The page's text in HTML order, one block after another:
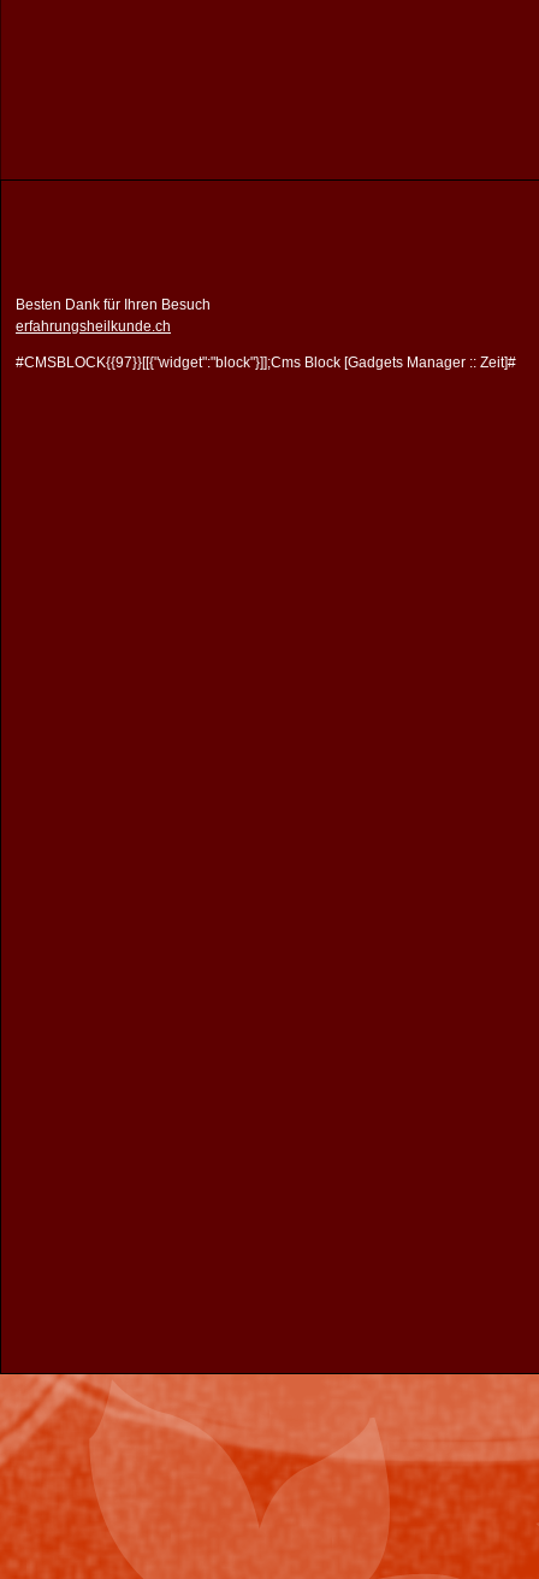
Besten Dank für Ihren Besuch
erfahrungsheilkunde.ch
#CMSBLOCK{{97}}[[{"widget":"block"}]];Cms Block [Gadgets Manager :: Zeit]#